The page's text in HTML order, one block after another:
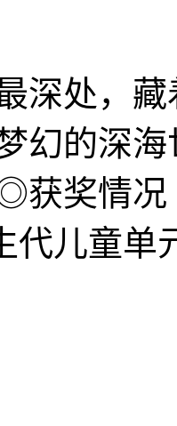
处，藏
幻的深
◎获奖情
儿童单